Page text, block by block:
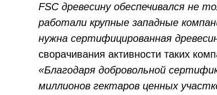
FSC древесину обеспечивался не
работали крупные западные
нужна сертифицированная
сворачивания активности таких
«Благодаря добровольной
миллионов гектаров ценных